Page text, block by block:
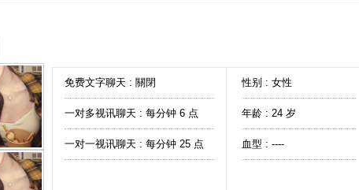
免费文字聊天 : 關閉
一对多视讯聊天 : 每分钟 6 点
一对一视讯聊天 : 每分钟 25 点
性别 : 女性
年龄 : 24 岁
血型 : ----